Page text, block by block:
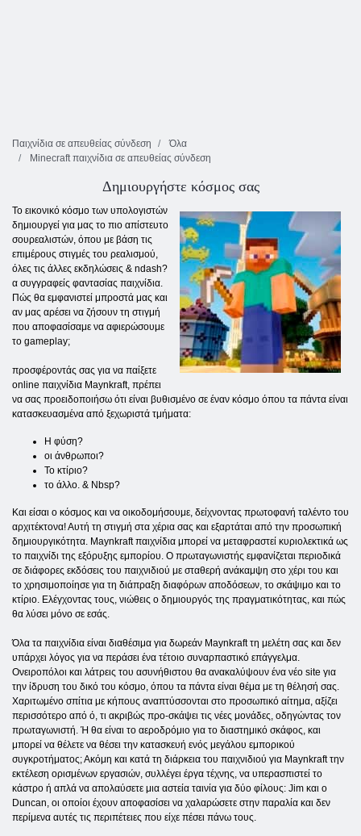
Παιχνίδια σε απευθείας σύνδεση
Όλα
Minecraft παιχνίδια σε απευθείας σύνδεση
Δημιουργήστε κόσμος σας
Το εικονικό κόσμο των υπολογιστών
δημιουργεί για μας το πιο απίστευτο
σουρεαλιστών, όπου με βάση τις
επιμέρους στιγμές του ρεαλισμού,
όλες τις άλλες εκδηλώσεις & ndash?
α συγγραφείς φαντασίας παιχνίδια.
Πώς θα εμφανιστεί μπροστά μας και
αν μας αρέσει να ζήσουν τη στιγμή
που αποφασίσαμε να αφιερώσουμε
το gameplay;
προσφέροντάς σας για να παίξετε
online παιχνίδια Maynkraft, πρέπει
να σας προειδοποιήσω ότι είναι βυθισμένο σε έναν κόσμο όπου τα πάντα είναι
κατασκευασμένα από ξεχωριστά τμήματα:
Η φύση?
οι άνθρωποι?
Το κτίριο?
το άλλο. & Nbsp?
Και είσαι ο κόσμος και να οικοδομήσουμε, δείχνοντας πρωτοφανή ταλέντο του
αρχιτέκτονα! Αυτή τη στιγμή στα χέρια σας και εξαρτάται από την προσωπική
δημιουργικότητα. Maynkraft παιχνίδια μπορεί να μεταφραστεί κυριολεκτικά ως
το παιχνίδι της εξόρυξης εμπορίου. Ο πρωταγωνιστής εμφανίζεται περιοδικά
σε διάφορες εκδόσεις του παιχνιδιού με σταθερή ανάκαμψη στο χέρι του και
το χρησιμοποίησε για τη διάπραξη διαφόρων αποδόσεων, το σκάψιμο και το
κτίριο. Ελέγχοντας τους, νιώθεις ο δημιουργός της πραγματικότητας, και πώς
θα λύσει μόνο σε εσάς.
Όλα τα παιχνίδια είναι διαθέσιμα για δωρεάν Maynkraft τη μελέτη σας και δεν
υπάρχει λόγος για να περάσει ένα τέτοιο συναρπαστικό επάγγελμα.
Ονειροπόλοι και λάτρεις του ασυνήθιστου θα ανακαλύψουν ένα νέο site για
την ίδρυση του δικό του κόσμο, όπου τα πάντα είναι θέμα με τη θέλησή σας.
Χαριτωμένο σπίτια με κήπους αναπτύσσονται στο προσωπικό αίτημα, αξίζει
περισσότερο από ό, τι ακριβώς προ-σκάψει τις νέες μονάδες, οδηγώντας τον
πρωταγωνιστή. Ή θα είναι το αεροδρόμιο για το διαστημικό σκάφος, και
μπορεί να θέλετε να θέσει την κατασκευή ενός μεγάλου εμπορικού
συγκροτήματος; Ακόμη και κατά τη διάρκεια του παιχνιδιού για Maynkraft την
εκτέλεση ορισμένων εργασιών, συλλέγει έργα τέχνης, να υπερασπιστεί το
κάστρο ή απλά να απολαύσετε μια αστεία ταινία για δύο φίλους: Jim και ο
Duncan, οι οποίοι έχουν αποφασίσει να χαλαρώσετε στην παραλία και δεν
περίμενα αυτές τις περιπέτειες που είχε πέσει πάνω τους.